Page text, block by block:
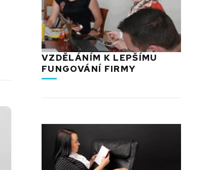
VZDĚLÁNÍM K LEPŠÍMU
FUNGOVÁNÍ FIRMY